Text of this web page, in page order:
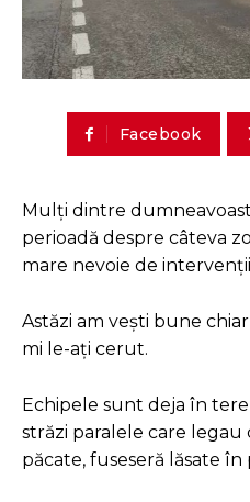
Facebook
Mulți dintre
perioadă despre câteva
mare nevoie de
Astăzi am vești bune
mi le-ați cerut.
Echipele sunt deja în
străzi paralele care legau
păcate, fuseseră lăsate